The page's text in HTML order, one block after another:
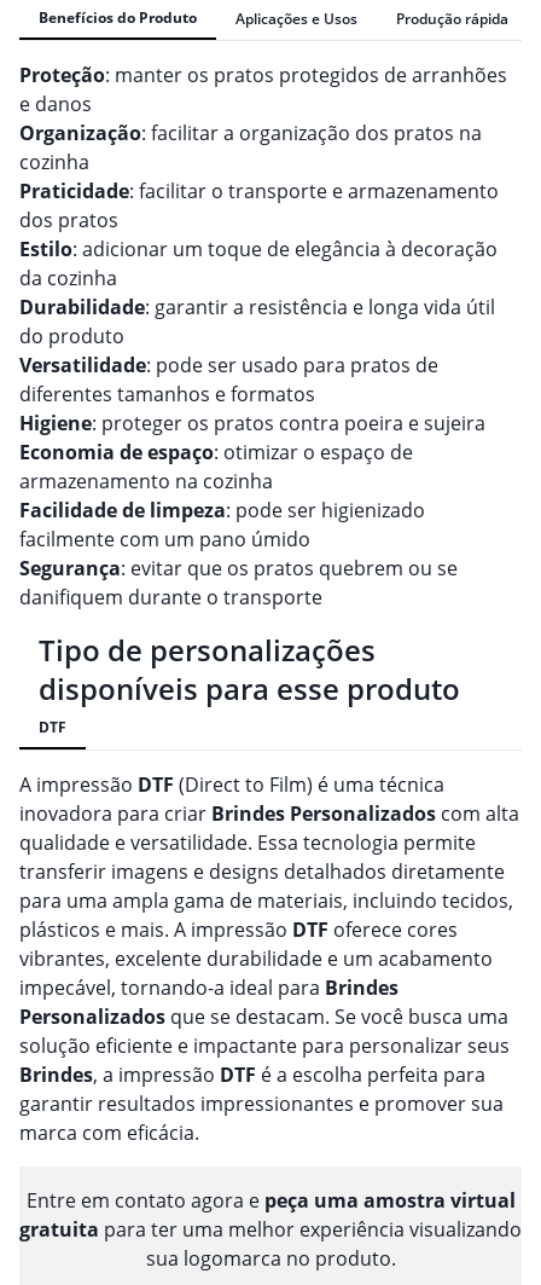
Benefícios do Produto Aplicações e Usos Produção rápida
Proteção: manter os pratos protegidos de arranhões
e danos
Organização: facilitar a organização dos pratos na
cozinha
Praticidade: facilitar o transporte e armazenamento
dos pratos
Estilo: adicionar um toque de elegância à decoração
da cozinha
Durabilidade: garantir a resistência e longa vida útil
do produto
Versatilidade: pode ser usado para pratos de
diferentes tamanhos e formatos
Higiene: proteger os pratos contra poeira e sujeira
Economia de espaço: otimizar o espaço de
armazenamento na cozinha
Facilidade de limpeza: pode ser higienizado
facilmente com um pano úmido
Segurança: evitar que os pratos quebrem ou se
danifiquem durante o transporte
Tipo de personalizações
disponíveis para esse produto
DTF
A impressão DTF (Direct to Film) é uma técnica
inovadora para criar Brindes Personalizados com alta
qualidade e versatilidade. Essa tecnologia permite
transferir imagens e designs detalhados diretamente
para uma ampla gama de materiais, incluindo tecidos,
plásticos e mais. A impressão DTF oferece cores
vibrantes, excelente durabilidade e um acabamento
impecável, tornando-a ideal para Brindes
Personalizados que se destacam. Se você busca uma
solução eficiente e impactante para personalizar seus
Brindes, a impressão DTF é a escolha perfeita para
garantir resultados impressionantes e promover sua
marca com eficácia.
Entre em contato agora e peça uma amostra virtual
gratuita para ter uma melhor experiência visualizando
sua logomarca no produto.